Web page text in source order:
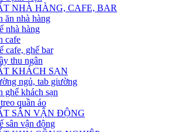
NHÀ HÀNG, CAFE, BAR
ăn nhà hàng
nhà hàng
cafe
cafe, ghế bar
thu ngân
KHÁCH SẠN
ngủ, tab giường
ghế khách sạn
quần áo
SÂN VẬN ĐỘNG
sân vận động